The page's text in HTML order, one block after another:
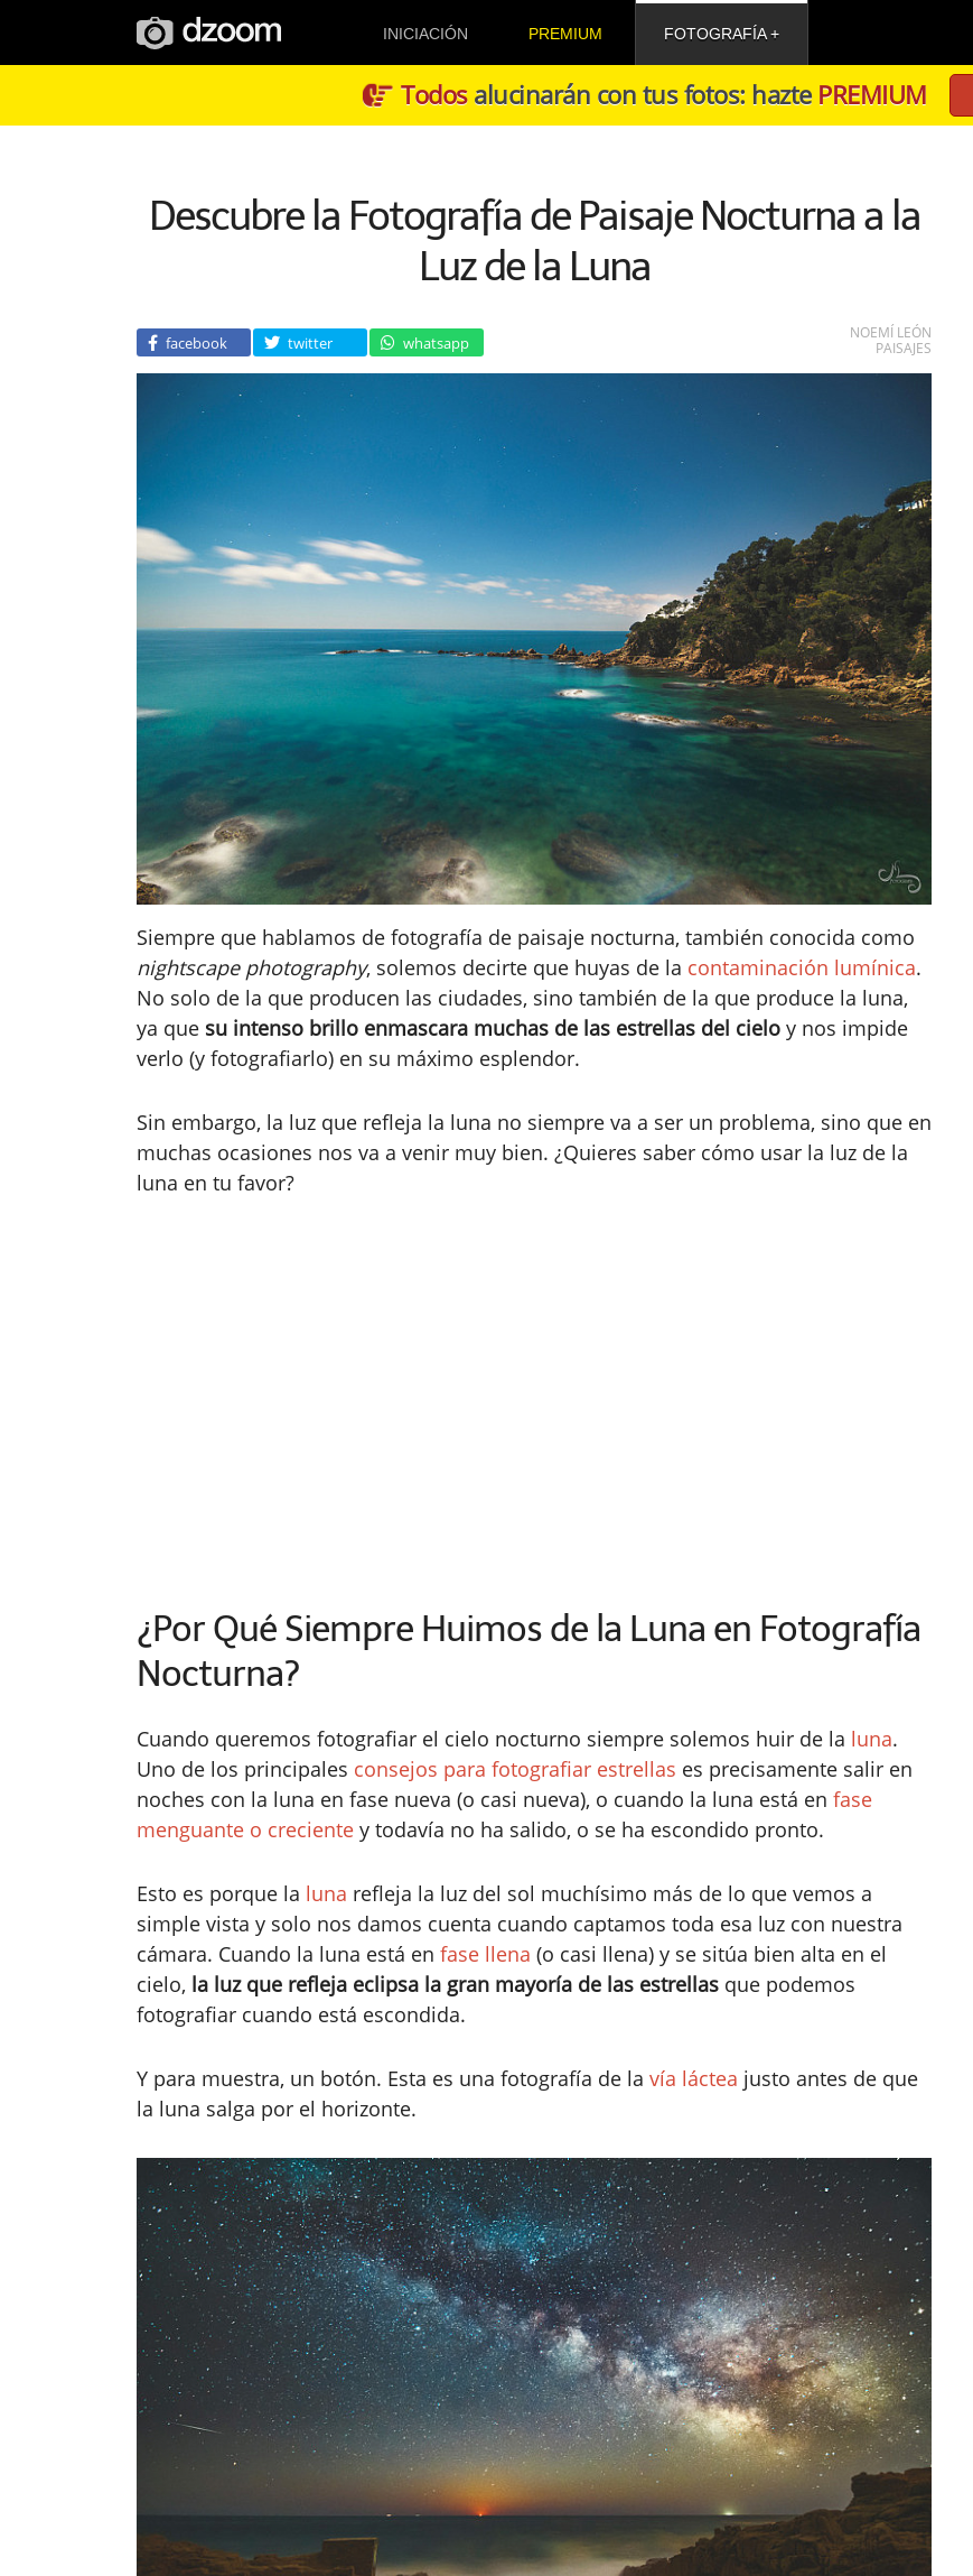
INICIACIÓN PREMIUM FOTOGRAFÍA
Todosalucinarán con tus fotos: hazte PREMIUM
Descubre la Fotografía de Paisaje Nocturna a la
Luz de la Luna
facebook twitter whatsapp
NOEMÍ LEÓN
PAISAJES
Siempre que hablamos de fotografía de paisaje nocturna, también conocida como
nightscape photography, solemos decirte que huyas de la contaminación lumínica.
No solo de la que producen las ciudades, sino también de la que produce la luna,
ya que su intenso brillo enmascara muchas de las estrellas del cielo y nos impide
verlo (y fotografiarlo) en su máximo esplendor.
Sin embargo, la luz que refleja la luna no siempre va a ser un problema, sino que en
muchas ocasiones nos va a venir muy bien. ¿Quieres saber cómo usar la luz de la
luna en tu favor?
¿Por Qué Siempre Huimos de la Luna en Fotografía
Nocturna?
Cuando queremos fotografiar el cielo nocturno siempre solemos huir de la luna.
Uno de los principales consejos para fotografiar estrellas es precisamente salir en
noches con la luna en fase nueva (o casi nueva), o cuando la luna está en fase
menguante o creciente y todavía no ha salido, o se ha escondido pronto.
Esto es porque la luna refleja la luz del sol muchísimo más de lo que vemos a
simple vista y solo nos damos cuenta cuando captamos toda esa luz con nuestra
cámara. Cuando la luna está en fase llena (o casi llena) y se sitúa bien alta en el
cielo, la luz que refleja eclipsa la gran mayoría de las estrellas que podemos
fotografiar cuando está escondida.
Y para muestra, un botón. Esta es una fotografía de la vía láctea justo antes de que
la luna salga por el horizonte.